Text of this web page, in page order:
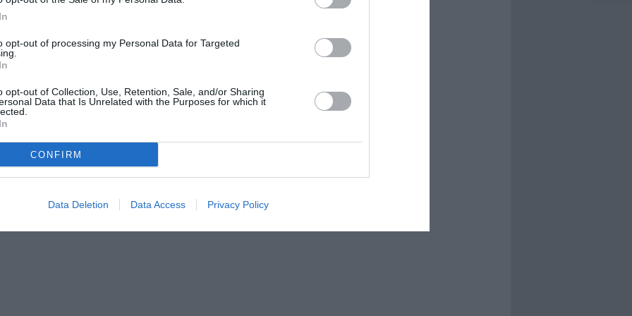
opt-out of processing my Personal Data for Targeted
opt-out of Collection, Use, Retention, Sale, and/or Sharing
Data that Is Unrelated with the Purposes for which it
CONFIRM
Data Deletion Data Access Privacy Policy
rimaste senza dimora in cambio di una
che ci hanno aiutato, adesso possiamo
“, riferiscono le famiglie.